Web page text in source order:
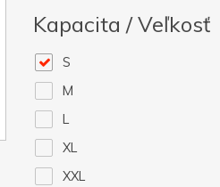
Kapacita / Veľkosť
S
M
L
XL
XXL